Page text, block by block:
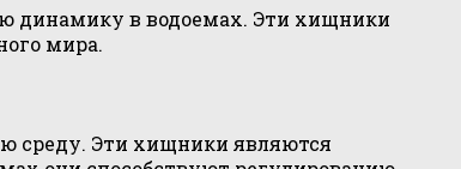
динамику в водоемах. Эти хищники
мира.
среду. Эти хищники являются